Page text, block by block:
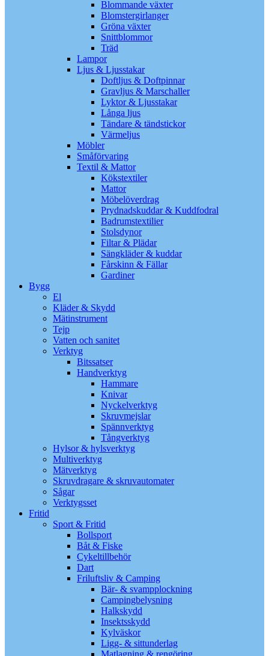
Blommande växter
Blomstergirlanger
Gröna växter
Snittblommor
Träd
Lampor
Ljus & Ljusstakar
Doftljus & Doftpinnar
Gravljus & Marschaller
Lyktor & Ljusstakar
Långa ljus
Tändare & tändstickor
Värmeljus
Möbler
Småförvaring
Textil & Mattor
Kökstextiler
Mattor
Möbelöverdrag
Prydnadskuddar & Kuddfodral
Badrumstextilier
Stolsdynor
Filtar & Plädar
Sängkläder & kuddar
Fårskinn & Fällar
Gardiner
Bygg
El
Kläder & Skydd
Mätinstrument
Tejp
Vatten och sanitet
Verktyg
Bitssatser
Handverktyg
Hammare
Knivar
Nyckelverktyg
Skruvmejslar
Spännverktyg
Tångverktyg
Hylsor & hylsverktyg
Multiverktyg
Mätverktyg
Skruvdragare & skruvautomater
Sågar
Verktygsset
Fritid
Sport & Fritid
Bollsport
Båt & Fiske
Cykeltillbehör
Dart
Friluftsliv & Camping
Bär- & svampplockning
Campingbelysning
Halkskydd
Insektsskydd
Kylväskor
Ligg- & sittunderlag
Matlagning & rengöring